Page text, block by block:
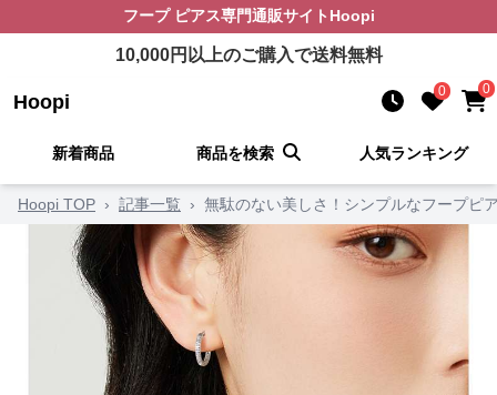
フープ ピアス専門通販サイト Hoopi
10,000円以上のご購入で送料無料
Hoopi 0 0
新着商品 商品を検索 人気ランキング
Hoopi TOP › 記事一覧 › 無駄のない美しさ！シンプルなフープピ